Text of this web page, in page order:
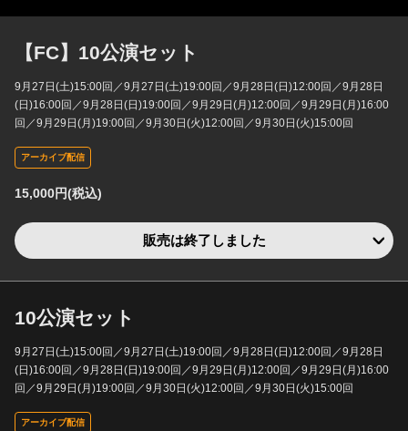
【FC】10公演セット
9月27日(土)15:00回／9月27日(土)19:00回／9月28日(日)12:00回／9月28日
(日)16:00回／9月28日(日)19:00回／9月29日(月)12:00回／9月29日(月)16:00
回／9月29日(月)19:00回／9月30日(火)12:00回／9月30日(火)15:00回
アーカイブ配信
15,000円(税込)
販売は終了しました
10公演セット
9月27日(土)15:00回／9月27日(土)19:00回／9月28日(日)12:00回／9月28日
(日)16:00回／9月28日(日)19:00回／9月29日(月)12:00回／9月29日(月)16:00
回／9月29日(月)19:00回／9月30日(火)12:00回／9月30日(火)15:00回
アーカイブ配信